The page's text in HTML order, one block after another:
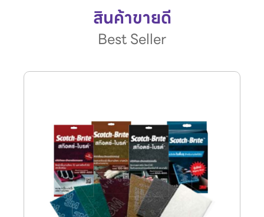
สินค้าขายดี
Best Seller